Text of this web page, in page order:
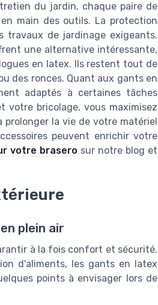
du jardin, chaque paire de
main des outils. La protection
travaux de jardinage exigeants.
une alternative intéressante,
en latex. Ils restent tout de
des ronces. Quant aux gants en
adaptés à certaines tâches
votre bricolage, vous maximisez
la vie de votre matériel
peuvent enrichir votre
votre brasero sur notre blog et
plein air
à la fois confort et sécurité.
d'aliments, les gants en latex
points à envisager lors de